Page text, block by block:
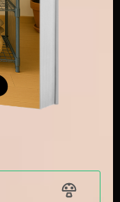
dans une
n’ont pas
néon LED allumé
de Paris n’a
idéale